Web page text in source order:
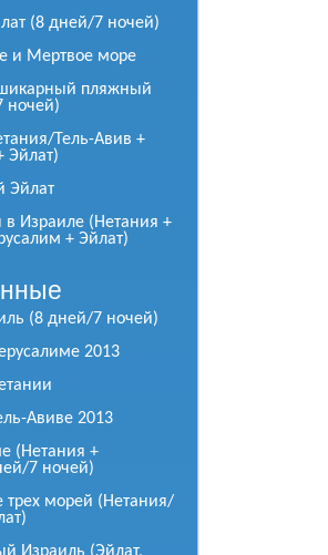
и современный
Иерусалим,
ночей)
от1 515
Подробнее
духовных
от
за человека
Подробнее
дня
от
за человека
от950 $
(8 дней/7 ночей)
и Мертвое море
пляжный
ночей)
Тель-Авив +
Эйлат)
Эйлат
в Израиле (Нетания +
+ Эйлат)
(8 дней/7 ночей)
2013
Авиве 2013
(Нетания +
7 ночей)
трех морей (Нетания/